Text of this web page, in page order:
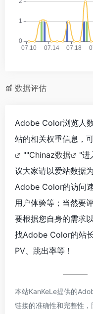
数据评估
Adobe Color浏览人
站的相关权重信息，
""Chinaz数据
"进
议大家请以爱站数据
Adobe Color的访问
用户体验等；当然要
要根据您自身的需求
找Adobe Color的站
PV、跳出率等！
本站KanKeLe提供的
链接的准确性和完整性